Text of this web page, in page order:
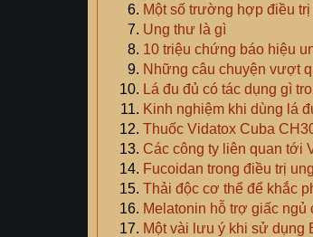
Một số trường hợp điều
Ung thư là gì
10 triệu chứng báo hiệu
Những câu chuyện vượt
Lá đu đủ có tác dụng gì
Kinh nghiệm khi dùng lá
Thuốc Vidatox Cuba
Các công ty liên quan tới
Fucoidan trong điều trị
Thải độc cơ thể để khắc
Melatonin hỗ trợ giấc ngủ
Một vài lưu ý khi sử dụng